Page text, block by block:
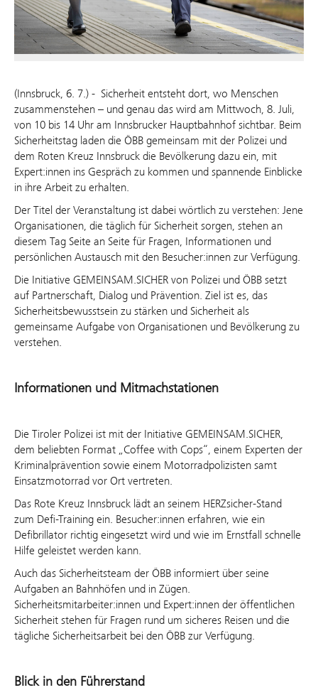
(Innsbruck, 6. 7.) - Sicherheit entsteht dort, wo Menschen
zusammenstehen – und genau das wird am Mittwoch, 8. Juli,
von 10 bis 14 Uhr am Innsbrucker Hauptbahnhof sichtbar. Beim
Sicherheitstag laden die ÖBB gemeinsam mit der Polizei und
dem Roten Kreuz Innsbruck die Bevölkerung dazu ein, mit
Expert:innen ins Gespräch zu kommen und spannende Einblicke
in ihre Arbeit zu erhalten.
Der Titel der Veranstaltung ist dabei wörtlich zu verstehen: Jene
Organisationen, die täglich für Sicherheit sorgen, stehen an
diesem Tag Seite an Seite für Fragen, Informationen und
persönlichen Austausch mit den Besucher:innen zur Verfügung.
Die Initiative GEMEINSAM.SICHER von Polizei und ÖBB setzt
auf Partnerschaft, Dialog und Prävention. Ziel ist es, das
Sicherheitsbewusstsein zu stärken und Sicherheit als
gemeinsame Aufgabe von Organisationen und Bevölkerung zu
verstehen.
Informationen und Mitmachstationen
Die Tiroler Polizei ist mit der Initiative GEMEINSAM.SICHER,
dem beliebten Format „Coffee with Cops“, einem Experten der
Kriminalprävention sowie einem Motorradpolizisten samt
Einsatzmotorrad vor Ort vertreten.
Das Rote Kreuz Innsbruck lädt an seinem HERZsicher-Stand
zum Defi-Training ein. Besucher:innen erfahren, wie ein
Defibrillator richtig eingesetzt wird und wie im Ernstfall schnelle
Hilfe geleistet werden kann.
Auch das Sicherheitsteam der ÖBB informiert über seine
Aufgaben an Bahnhöfen und in Zügen.
Sicherheitsmitarbeiter:innen und Expert:innen der öffentlichen
Sicherheit stehen für Fragen rund um sicheres Reisen und die
tägliche Sicherheitsarbeit bei den ÖBB zur Verfügung.
Blick in den Führerstand